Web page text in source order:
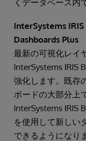
くデータベース内
InterSystems
Dashboards Plus
最新の可視化レイ
InterSystems IRIS
強化します。既存
ボードの大部分上
InterSystems IRIS
を使用して新しい
できるようになり